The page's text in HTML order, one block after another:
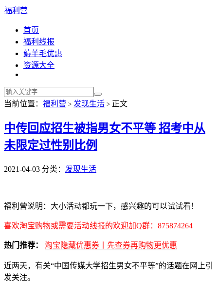
福利营
首页
福利线报
薅羊毛优惠
资源大全
当前位置： 福利营 > 发现生活 > 正文
中传回应招生被指男女不平等 招考中从
未限定过性别比例
2021-04-03 分类： 发现生活
福利营说明：大小活动都玩一下，感兴趣的可以试试看！
喜欢淘宝购物或需要活动线报的欢迎加Q群：875874264
热门推荐： 淘宝隐藏优惠券丨先查券再购物更优惠
近两天，有关“中国传媒大学招生男女不平等”的话题在网上引
发关注。